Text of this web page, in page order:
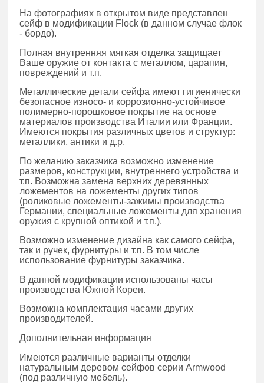
На фотографиях в открытом виде представлен
сейф в модификации Flock (в данном случае флок
- бордо).
Полная внутренняя мягкая отделка защищает
Ваше оружие от контакта с металлом, царапин,
повреждений и т.п.
Металлические детали сейфа имеют гигиенически
безопасное износо- и коррозионно-устойчивое
полимерно-порошковое покрытие на основе
материалов производства Италии или Франции.
Имеются покрытия различных цветов и структур:
металлики, антики и д.р.
По желанию заказчика возможно изменение
размеров, конструкции, внутреннего устройства и
т.п. Возможна замена верхних деревянных
ложементов на ложементы других типов
(роликовые ложементы-зажимы производства
Германии, специальные ложементы для хранения
оружия с крупной оптикой и т.п.).
Возможно изменение дизайна как самого сейфа,
так и ручек, фурнитуры и т.п. В том числе
использование фурнитуры заказчика.
В данной модификации использованы часы
производства Южной Кореи.
Возможна комплектация часами других
производителей.
Дополнительная информация
Имеются различные варианты отделки
натуральным деревом сейфов серии Armwood
(под различную мебель).